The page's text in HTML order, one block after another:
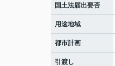
国土法届出要否
用途地域
都市計画
引渡し